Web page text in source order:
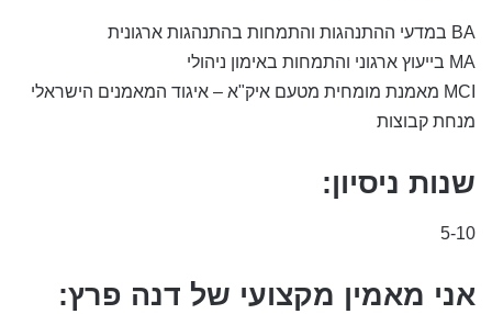
BA במדעי ההתנהגות והתמחות בהתנהגות ארגונית
MA בייעוץ ארגוני והתמחות באימון ניהולי
MCI מאמנת מומחית מטעם איק"א – איגוד המאמנים הישראלי
מנחת קבוצות
שנות ניסיון:
5-10
אני מאמין מקצועי של דנה פרץ: